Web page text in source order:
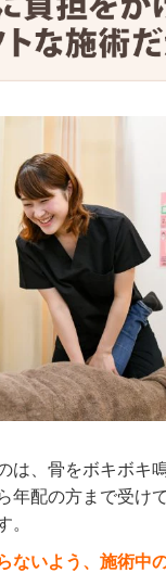
は、骨をボキボキ
年配の方まで受け
。
ないよう、施術中